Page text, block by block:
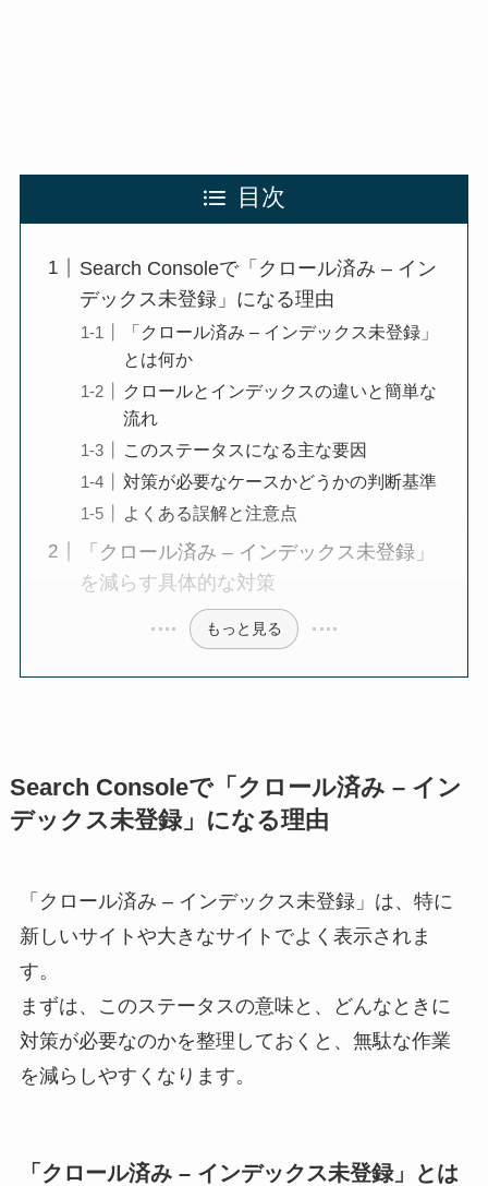
目次
Search Consoleで「クロール済み – イン
デックス未登録」になる理由
「クロール済み – インデックス未登録」
とは何か
クロールとインデックスの違いと簡単な
流れ
このステータスになる主な要因
対策が必要なケースかどうかの判断基準
よくある誤解と注意点
「クロール済み – インデックス未登録」
を減らす具体的な対策
もっと見る
Search Consoleで「クロール済み – イン
デックス未登録」になる理由
「クロール済み – インデックス未登録」は、特に
新しいサイトや大きなサイトでよく表示されま
す。
まずは、このステータスの意味と、どんなときに
対策が必要なのかを整理しておくと、無駄な作業
を減らしやすくなります。
「クロール済み – インデックス未登録」とは